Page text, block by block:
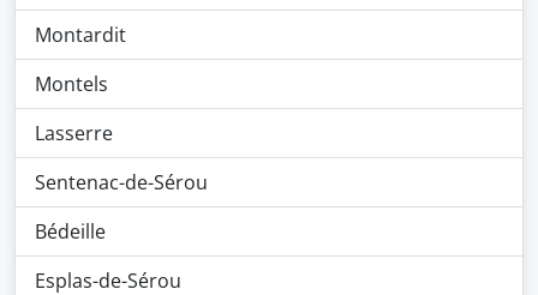
Montardit
Montels
Lasserre
Sentenac-de-Sérou
Bédeille
Esplas-de-Sérou